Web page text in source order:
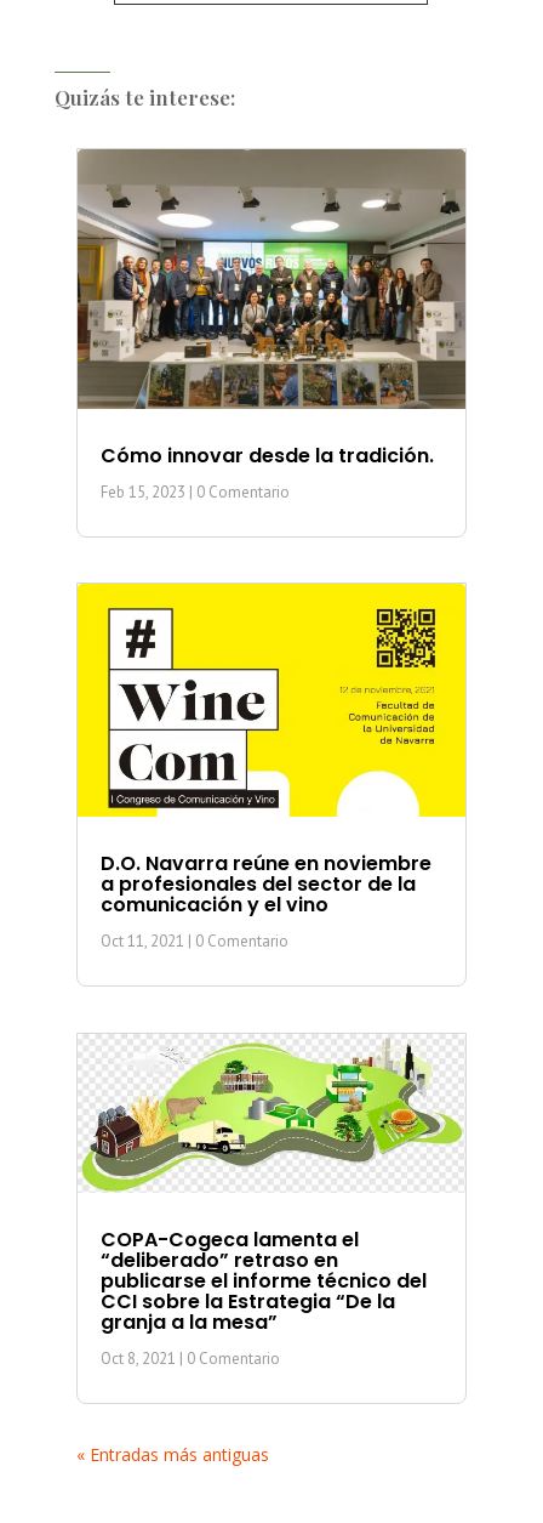
Quizás te interese:
Cómo innovar desde la tradición.
Feb 15, 2023 | 0 Comentario
D.O. Navarra reúne en noviembre
a profesionales del sector de la
comunicación y el vino
Oct 11, 2021 | 0 Comentario
COPA-Cogeca lamenta el
“deliberado” retraso en
publicarse el informe técnico del
CCI sobre la Estrategia “De la
granja a la mesa”
Oct 8, 2021 | 0 Comentario
« Entradas más antiguas